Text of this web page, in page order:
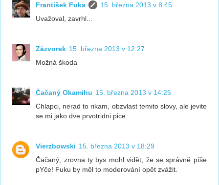
František Fuka
15. března 2013 v 8:45
Uvažoval, zavrhl...
Zázvorek 15. března 2013 v 12:27
Možná škoda
Čačaný Okamihu 15. března 2013 v 14:25
Chlapci, nerad to rikam, obzvlast temito slovy, ale jevite
se mi jako dve prvotridni pice.
Vierzbowski 15. března 2013 v 18:29
Čačaný, zrovna ty bys mohl vidět, že se správně píše
pYče! Fuku by měl to moderování opět zvážit.